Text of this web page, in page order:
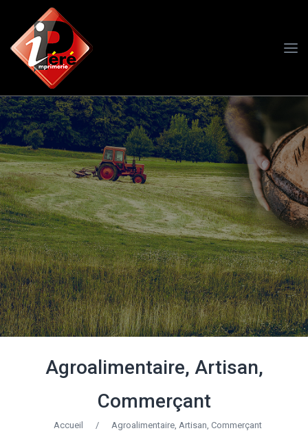
Agroalimentaire, Artisan,
Commerçant
Accueil / Agroalimentaire, Artisan, Commerçant